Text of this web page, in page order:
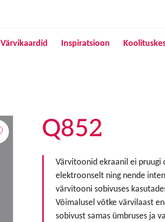
Värvikaardid Inspiratsioon
Q852
Värvitoonid ekraanil ei pruugi
elektroonselt ning nende
värvitooni sobivuses
Võimalusel võtke värvilaast
sobivust samas ümbruses ja